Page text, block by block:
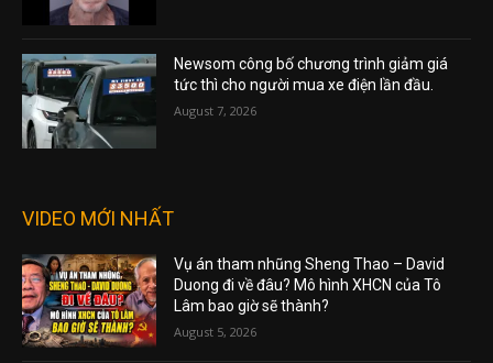
Newsom công bố chương trình giảm giá
tức thì cho người mua xe điện lần đầu.
August 7, 2026
VIDEO MỚI NHẤT
Vụ án tham nhũng Sheng Thao – David
Duong đi về đâu? Mô hình XHCN của Tô
Lâm bao giờ sẽ thành?
August 5, 2026